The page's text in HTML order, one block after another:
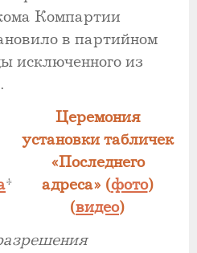
Компартии
в партийном
исключенного из
*
Церемония
установки табличек
«Последнего
адреса» (фото)
(видео)